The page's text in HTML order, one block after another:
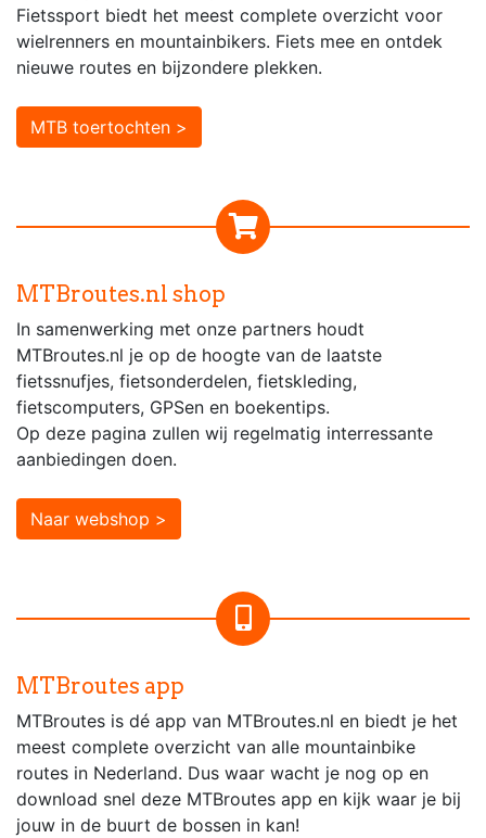
Fietssport biedt het meest complete overzicht voor
wielrenners en mountainbikers. Fiets mee en ontdek
nieuwe routes en bijzondere plekken.
MTB toertochten >
MTBroutes.nl shop
In samenwerking met onze partners houdt
MTBroutes.nl je op de hoogte van de laatste
fietssnufjes, fietsonderdelen, fietskleding,
fietscomputers, GPSen en boekentips.
Op deze pagina zullen wij regelmatig interressante
aanbiedingen doen.
Naar webshop >
MTBroutes app
MTBroutes is dé app van MTBroutes.nl en biedt je het
meest complete overzicht van alle mountainbike
routes in Nederland. Dus waar wacht je nog op en
download snel deze MTBroutes app en kijk waar je bij
jouw in de buurt de bossen in kan!